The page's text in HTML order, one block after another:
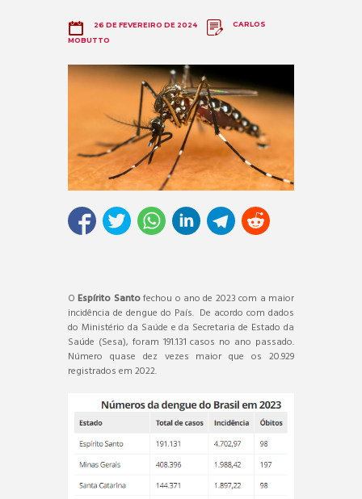
26 DE FEVEREIRO DE 2024
CARLOS
MOBUTTO
OEspírito Santofechou o ano de 2023 com a maior
incidência de dengue do País. De acordo com dados
do Ministério da Saúde e da Secretaria de Estado da
Saúde (Sesa), foram 191.131 casos no ano passado.
Número quase dez vezes maior que os 20.929
registrados em 2022.